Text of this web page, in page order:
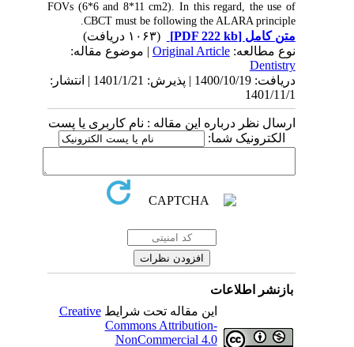
FOVs (6*6 and 8*11 cm2). In this regard, the use of
CBCT must be following the ALARA principle.
متن کامل[PDF 222 kb]
نوع مطالعه:Original Article| موضوع مقاله:
Dentistry
دریافت: 1400/10/19 | پذیرش: 1401/1/21 | انتشار:
1401/11/1
ارسال نظر درباره این مقاله : نام کاربری یا پست
الکترونیک شما:
بازنشر اطلاعات
این مقاله تحت شرایطCreative
Commons Attribution-
NonCommercial 4.0